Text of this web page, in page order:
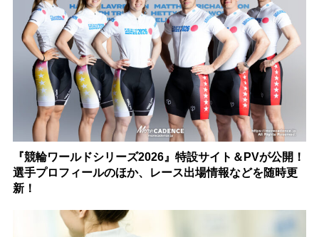
『競輪ワールドシリーズ2026』特設サイト＆PVが公開！
選手プロフィールのほか、レース出場情報などを随時更
新！